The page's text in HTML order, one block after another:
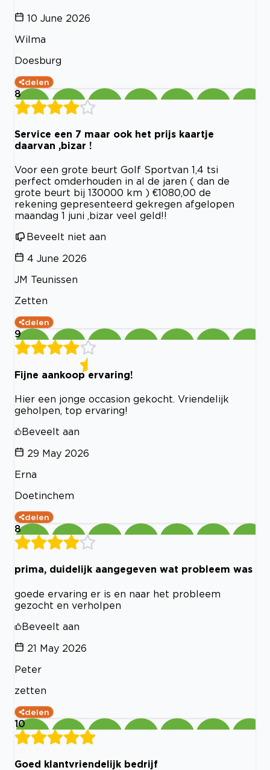
10 June 2026
Wilma
Doesburg
delen
8
Service een 7 maar ook het prijs kaartje
daarvan ,bizar !
Voor een grote beurt Golf Sportvan 1,4 tsi
perfect omderhouden in al de jaren ( dan de
grote beurt bij 130000 km ) €1080,00 de
rekening gepresenteerd gekregen afgelopen
maandag 1 juni ,bizar veel geld!!
Beveelt niet aan
4 June 2026
JM Teunissen
Zetten
delen
9
Fijne aankoop ervaring!
Hier een jonge occasion gekocht. Vriendelijk
geholpen, top ervaring!
Beveelt aan
29 May 2026
Erna
Doetinchem
delen
8
prima, duidelijk aangegeven wat probleem was
goede ervaring er is en naar het probleem
gezocht en verholpen
Beveelt aan
21 May 2026
Peter
zetten
delen
10
Goed klantvriendelijk bedrijf